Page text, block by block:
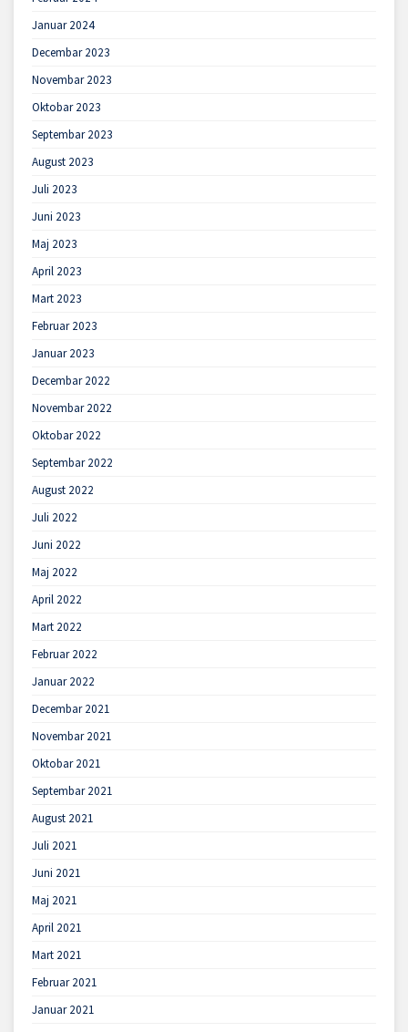
Januar 2024
Decembar 2023
Novembar 2023
Oktobar 2023
Septembar 2023
August 2023
Juli 2023
Juni 2023
Maj 2023
April 2023
Mart 2023
Februar 2023
Januar 2023
Decembar 2022
Novembar 2022
Oktobar 2022
Septembar 2022
August 2022
Juli 2022
Juni 2022
Maj 2022
April 2022
Mart 2022
Februar 2022
Januar 2022
Decembar 2021
Novembar 2021
Oktobar 2021
Septembar 2021
August 2021
Juli 2021
Juni 2021
Maj 2021
April 2021
Mart 2021
Februar 2021
Januar 2021